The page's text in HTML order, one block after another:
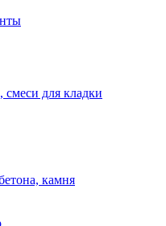
для кладки
камня